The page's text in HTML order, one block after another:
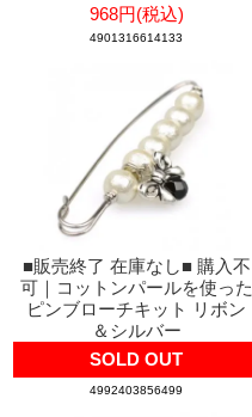
968円(税込)
4901316614133
■販売終了 在庫なし■ 購入不
可｜コットンパールを使った
ピンブローチキット リボン
＆シルバー
SOLD OUT
4992403856499